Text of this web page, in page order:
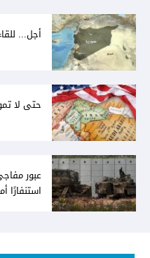
أجل...
حتى لا
استنفارًا